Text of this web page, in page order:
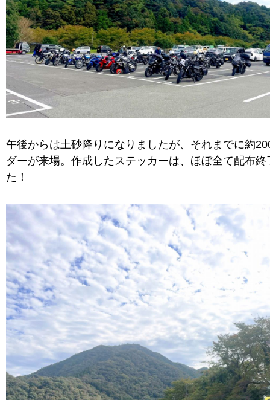
午後からは土砂降りになりましたが、それまでに約
ダーが来場。作成したステッカーは、ほぼ全て配布終
た！